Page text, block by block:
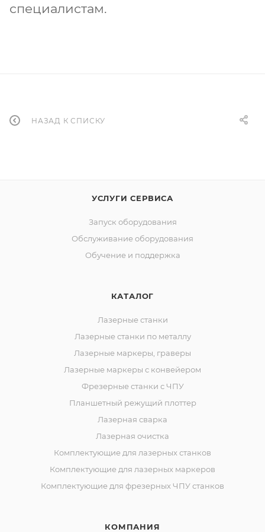
специалистам.
НАЗАД К СПИСКУ
УСЛУГИ СЕРВИСА
Запуск оборудования
Обслуживание оборудования
Обучение и поддержка
КАТАЛОГ
Лазерные станки
Лазерные станки по металлу
Лазерные маркеры, граверы
Лазерные маркеры с конвейером
Фрезерные станки с ЧПУ
Планшетный режущий плоттер
Лазерная сварка
Лазерная очистка
Комплектующие для лазерных станков
Комплектующие для лазерных маркеров
Комплектующие для фрезерных ЧПУ станков
КОМПАНИЯ